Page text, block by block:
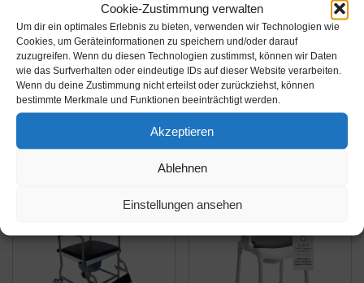
Cookie-Zustimmung verwalten
Um dir ein optimales Erlebnis zu bieten, verwenden wir Technologien wie
Cookies, um Geräteinformationen zu speichern und/oder darauf
zuzugreifen. Wenn du diesen Technologien zustimmst, können wir Daten
wie das Surfverhalten oder eindeutige IDs auf dieser Website verarbeiten.
Wenn du deine Zustimmung nicht erteilst oder zurückziehst, können
bestimmte Merkmale und Funktionen beeinträchtigt werden.
Akzeptieren
Ablehnen
Einstellungen ansehen
NRS Healthcare
Nachtstuhl mit Rollen,
gepolsterter Sitz /
Rückenlehne,
Amazon / Ebay
130,45€
Aidapt VR231 Lenham
Mobiler Toilettenstuhl
höhenverstellbar
Amazon / Ebay